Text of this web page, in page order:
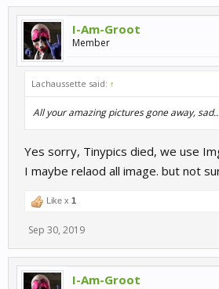
I-Am-Groot
Member
Lachaussette said: ↑
All your amazing pictures gone away,
Yes sorry, Tinypics died, we use
I maybe relaod all image. but not
Like x 1
Sep 30, 2019
I-Am-Groot